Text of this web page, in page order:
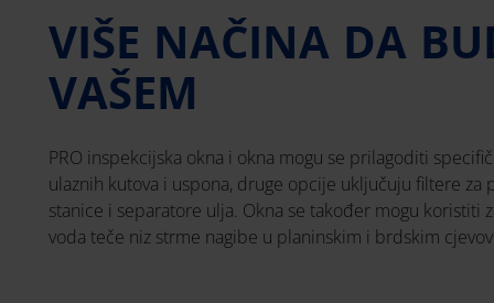
VIŠE NAČINA DA
VAŠEM
PRO inspekcijska okna i okna mogu se prilagoditi
ulaznih kutova i uspona, druge opcije uključuju filtere za
stanice i separatore ulja. Okna se također mogu koristiti
voda teče niz strme nagibe u planinskim i brdskim